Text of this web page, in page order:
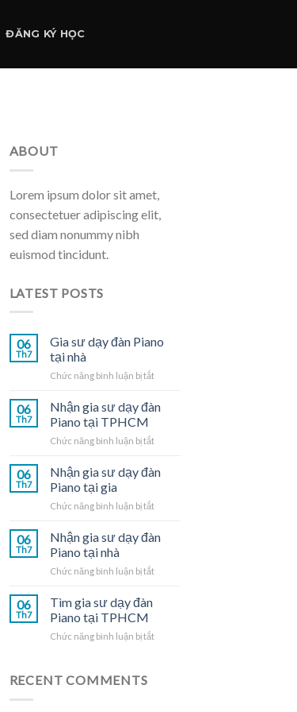
ĐĂNG KÝ HỌC
ABOUT
Lorem ipsum dolor sit amet,
consectetuer adipiscing elit,
sed diam nonummy nibh
euismod tincidunt.
LATEST POSTS
06
Th7
Gia sư dạy đàn Piano
tại nhà
Chức năng bình luận bị tắtở
Piano
nhà
06
Th7
Nhận gia sư dạy đàn
Piano tại TPHCM
Chức năng bình luận bị tắtở
đàn
tại
06
Th7
Nhận gia sư dạy đàn
Piano tại gia
Chức năng bình luận bị tắtở
đàn
06
Th7
Nhận gia sư dạy đàn
Piano tại nhà
Chức năng bình luận bị tắtở
đàn
06
Th7
Tìm gia sư dạy đàn
Piano tại TPHCM
Chức năng bình luận bị tắtở
RECENT COMMENTS